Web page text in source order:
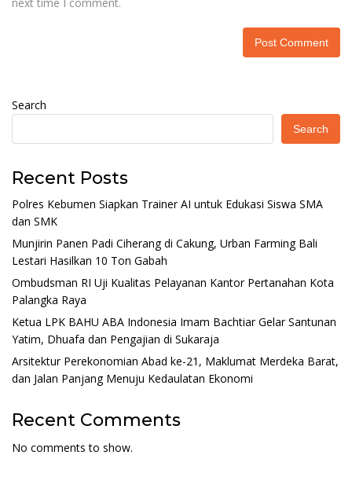
Search
Search
Recent Posts
Polres Kebumen Siapkan Trainer AI untuk Edukasi Siswa SMA
dan SMK
Munjirin Panen Padi Ciherang di Cakung, Urban Farming Bali
Lestari Hasilkan 10 Ton Gabah
Ombudsman RI Uji Kualitas Pelayanan Kantor Pertanahan Kota
Palangka Raya
Ketua LPK BAHU ABA Indonesia Imam Bachtiar Gelar Santunan
Yatim, Dhuafa dan Pengajian di Sukaraja
Arsitektur Perekonomian Abad ke-21, Maklumat Merdeka Barat,
dan Jalan Panjang Menuju Kedaulatan Ekonomi
Recent Comments
No comments to show.